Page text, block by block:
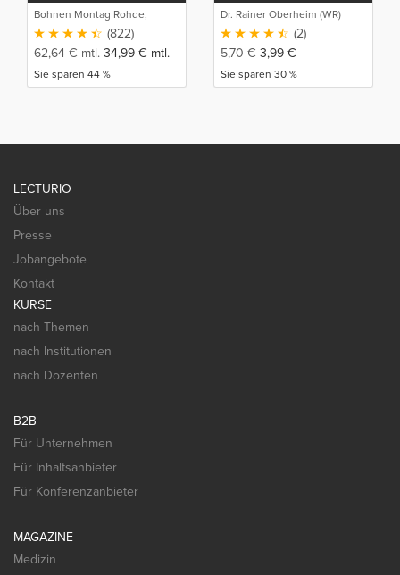
und Bachelor of Laws
(LL.B.)
Bohnen Montag Rohde,
Juristische Intensivlehrgänge
(822)
62,64€mtl. 34,99 € mtl.
Sie sparen 44 %
Zivilprozessrecht
Dr. Rainer Oberheim (WR)
(2)
5,70€ 3,99 €
Sie sparen 30 %
LECTURIO
Über uns
Presse
Jobangebote
Kontakt
KURSE
nach Themen
nach Institutionen
nach Dozenten
B2B
Für Unternehmen
Für Inhaltsanbieter
Für Konferenzanbieter
MAGAZINE
Medizin